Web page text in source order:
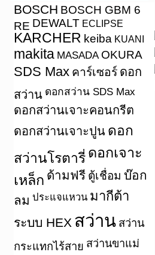
BOSCH BOSCH GBM 6
RE DEWALT ECLIPSE
KARCHER keiba KUANI
makita MASADA OKURA
SDS Max คาร์เซอร์ ดอก
สว่าน ดอกสว่าน SDS Max
ดอกสว่านเจาะคอนกรีต
ดอกสว่านเจาะปูน ดอก
สว่านโรตารี่ ดอกเจาะ
เหล็ก ด้ามฟรี ตู้เชื่อม บ๊อก
ลม ประแจแหวน มากีต้า
ระบบ HEX สว่าน สว่าน
กระแทกไร้สาย สว่านขาแม่